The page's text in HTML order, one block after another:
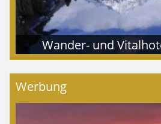
Wander- und
Werbung